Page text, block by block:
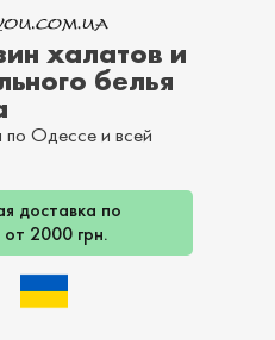
халатов и
белья
Одессе и всей
доставка по
2000 грн.